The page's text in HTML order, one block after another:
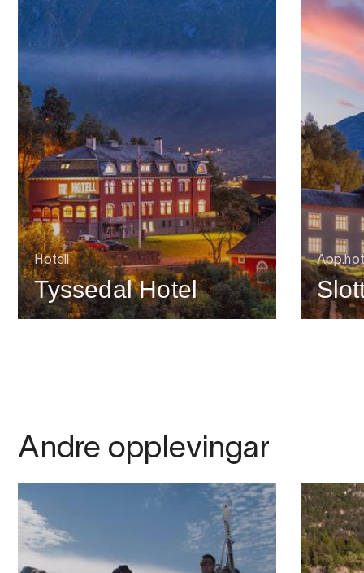
Hotell
Tyssedal Hotel
Andre opplevingar